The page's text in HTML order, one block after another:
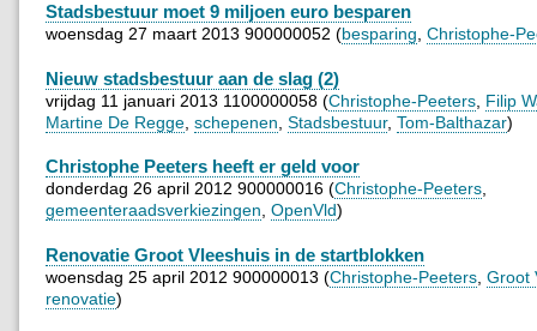
Stadsbestuur moet 9 miljoen euro besparen
woensdag 27 maart 2013 900000052 (besparing, Christophe-
Nieuw stadsbestuur aan de slag (2)
vrijdag 11 januari 2013 1100000058 (Christophe-Peeters Filip
Martine De Regge schepenen Stadsbestuur, Tom-Balthazar)
Christophe Peeters heeft er geld voor
donderdag 26 april 2012 900000016 (Christophe-Peeters,
gemeenteraadsverkiezingen, OpenVld)
Renovatie Groot Vleeshuis in de startblokken
woensdag 25 april 2012 900000013 (Christophe-Peeters Groot
renovatie)